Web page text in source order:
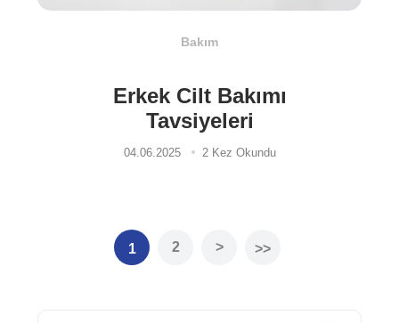
Bakım
Erkek Cilt Bakımı
Tavsiyeleri
04.06.2025 2 Kez Okundu
1 2 > >>